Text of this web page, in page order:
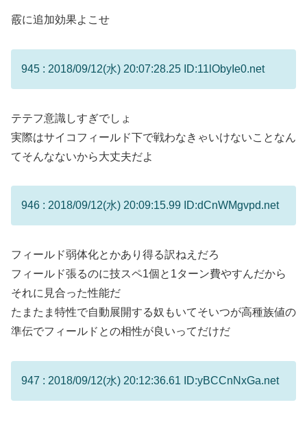
霰に追加効果よこせ
945 : 2018/09/12(水) 20:07:28.25 ID:11lObyIe0.net
テテフ意識しすぎでしょ
実際はサイコフィールド下で戦わなきゃいけないことなん
てそんなないから大丈夫だよ
946 : 2018/09/12(水) 20:09:15.99 ID:dCnWMgvpd.net
フィールド弱体化とかあり得る訳ねえだろ
フィールド張るのに技スペ1個と1ターン費やすんだから
それに見合った性能だ
たまたま特性で自動展開する奴もいてそいつが高種族値の
準伝でフィールドとの相性が良いってだけだ
947 : 2018/09/12(水) 20:12:36.61 ID:yBCCnNxGa.net